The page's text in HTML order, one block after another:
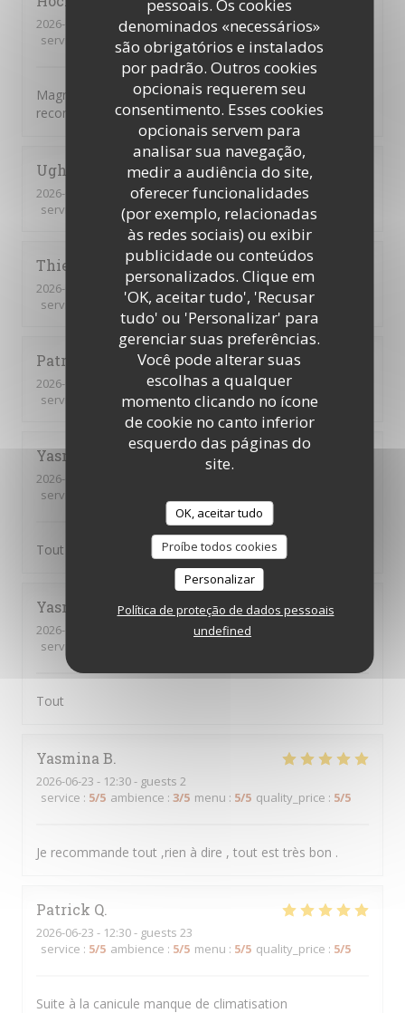
pessoais. Os cookies
denominados «necessários»
são obrigatórios e instalados
por padrão. Outros cookies
opcionais requerem seu
consentimento. Esses cookies
opcionais servem para
analisar sua navegação,
medir a audiência do site,
oferecer funcionalidades
(por exemplo, relacionadas
às redes sociais) ou exibir
publicidade ou conteúdos
personalizados. Clique em
'OK, aceitar tudo', 'Recusar
tudo' ou 'Personalizar' para
gerenciar suas preferências.
Você pode alterar suas
escolhas a qualquer
momento clicando no ícone
de cookie no canto inferior
esquerdo das páginas do
site.
OK, aceitar tudo
Proíbe todos cookies
Personalizar
Política de proteção de dados pessoais
undefined
2026-07-16
- 12:30 - guests 7
service
ambience menu /5 quality_price
Magnifique, tout était parfait. L’accueil la présentation je
recommande encore merci
Ughetto
2026-07-21
- 12:15 - guests 2
service
ambience:5/5 menu: 5/5 quality_price
Thierry
2026-07-09
- 12:30 - guests 2
service
ambience:5/5 menu:5/5 quality_price
Patrick
2026-07-09
- 12:15 - guests 16
service
ambience:5/5 menu:5/5 quality_price
Yasmina
2026-07-07
service
Tout était parfait comme d’habitude
Yasmina
2026-07-02
service
Tout
Yasmina B
2026-06-23 - 12:30 - guests 2
service : 5/5 ambience : 3/5 menu : 5/5 quality_price : 5/5
Je recommande tout ,rien à dire , tout est très bon .
Patrick Q
2026-06-23 - 12:30 - guests 23
service : 5/5 ambience : 5/5 menu : 5/5 quality_price : 5/5
Suite à la canicule manque de climatisation